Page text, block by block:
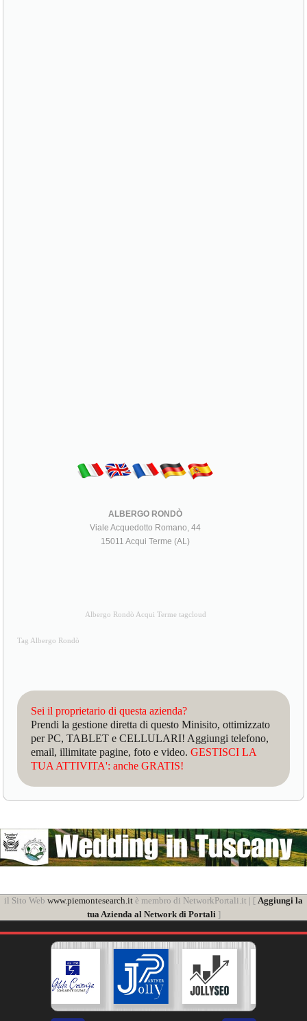
ALBERGO RONDÒ
Viale Acquedotto Romano, 44
15011 Acqui Terme (AL)
Albergo Rondò Acqui Terme tagcloud
Tag Albergo Rondò
Sei il proprietario di questa azienda?
Prendi la gestione diretta di questo Minisito, ottimizzato
per PC, TABLET e CELLULARI! Aggiungi telefono,
email, illimitate pagine, foto e video.GESTISCI LA
TUA ATTIVITA': anche GRATIS!
il Sito Web www.piemontesearch.it è membro di NetworkPortali.it | [ Aggiungi la
tua Azienda al Network di Portali]